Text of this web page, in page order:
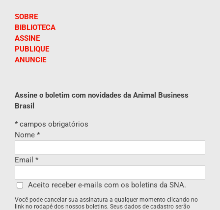
SOBRE
BIBLIOTECA
ASSINE
PUBLIQUE
ANUNCIE
Assine o boletim com novidades da Animal Business
Brasil
* campos obrigatórios
Nome *
Email *
Aceito receber e-mails com os boletins da SNA.
Você pode cancelar sua assinatura a qualquer momento clicando no
link no rodapé dos nossos boletins. Seus dados de cadastro serão